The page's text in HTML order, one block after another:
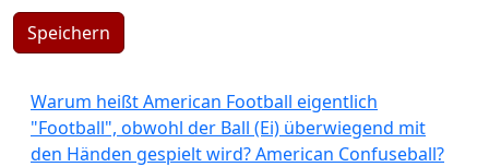
Speichern
Warum heißt American Football eigentlich
"Football", obwohl der Ball (Ei) überwiegend mit
den Händen gespielt wird? American Confuseball?